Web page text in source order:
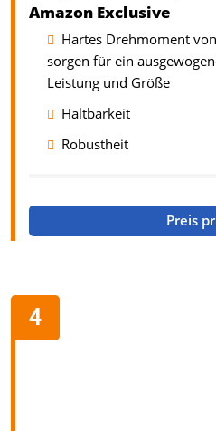
Amazon Exclusive
Hartes Drehmoment
sorgen für ein
Leistung und Größe
Haltbarkeit
Robustheit
Preis